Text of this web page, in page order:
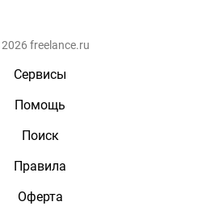
freelance.ru
Сервисы
Помощь
Поиск
Правила
Оферта